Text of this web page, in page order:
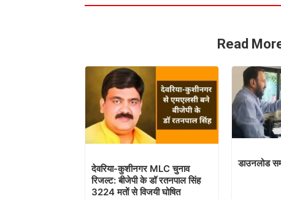
Read
देवरिया-कुशीनगर MLC चुनाव
रिजल्ट: बीजेपी के डॉ रतनपाल सिंह
3224 मतों से विजयी घोषित
डाउनलोड